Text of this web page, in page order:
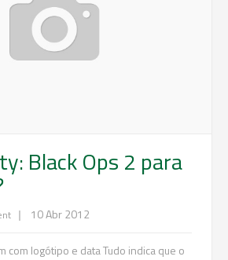
Black Ops 2 para
| 10 Abr 2012
com logótipo e data Tudo indica que o